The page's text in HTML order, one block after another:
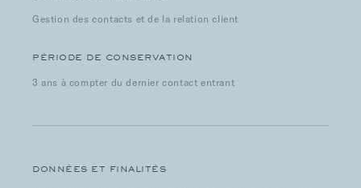
Gestion des contacts et de la relation client
PÉRIODE DE CONSERVATION
3 ans à compter du dernier contact entrant
DONNÉES ET FINALITÉS